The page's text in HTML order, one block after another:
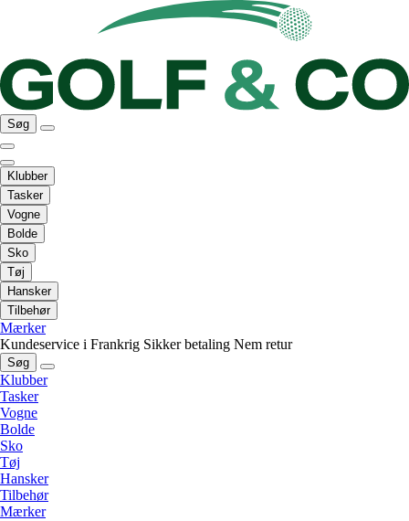
Søg
Klubber
Tasker
Vogne
Bolde
Sko
Tøj
Hansker
Tilbehør
Mærker
Kundeservice i Frankrig Sikker betaling Nem retur
Søg
Klubber
Tasker
Vogne
Bolde
Sko
Tøj
Hansker
Tilbehør
Mærker